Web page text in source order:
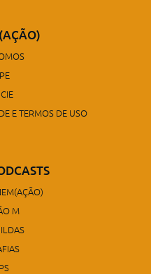
E TERMOS DE USO
M